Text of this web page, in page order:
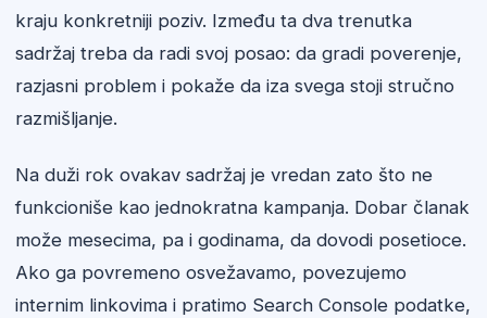
kraju konkretniji poziv. Između ta dva trenutka
sadržaj treba da radi svoj posao: da gradi poverenje,
razjasni problem i pokaže da iza svega stoji stručno
razmišljanje.
Na duži rok ovakav sadržaj je vredan zato što ne
funkcioniše kao jednokratna kampanja. Dobar članak
može mesecima, pa i godinama, da dovodi posetioce.
Ako ga povremeno osvežavamo, povezujemo
internim linkovima i pratimo Search Console podatke,